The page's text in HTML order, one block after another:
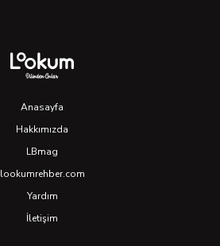
Anasayfa
Hakkımızda
LBmag
lookumrehber.com
Yardım
İletişim